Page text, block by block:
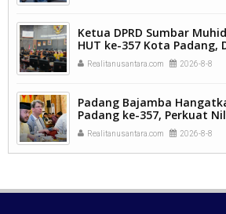
Ketua DPRD Sumbar
HUT ke-357 Kota Padang,
dan Inovasi Berkelanjutan.
Realitanusantara.com 2026-8-8
Padang Bajamba
Padang ke-357, Perkuat
dan Identitas Kuliner
Realitanusantara.com 2026-8-8